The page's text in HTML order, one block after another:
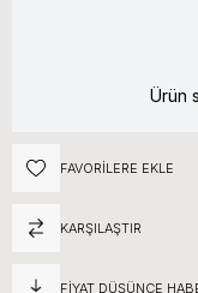
Ürün
FAVORILERE EKLE
KARŞILAŞTIR
FIYAT DÜŞÜNCE